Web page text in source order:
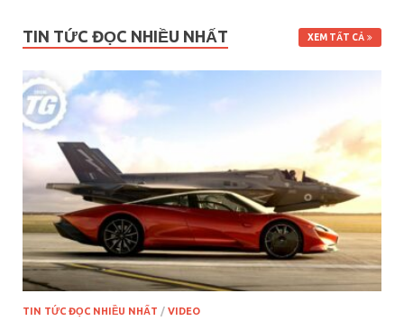
TIN TỨC ĐỌC NHIỀU NHẤT XEM TẤT CẢ
TIN TỨC ĐỌC NHIỀU NHẤT / VIDEO